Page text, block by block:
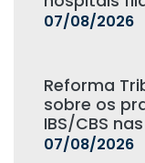
07/08/2026
Reforma
sobre os
IBS/CBS
07/08/2026